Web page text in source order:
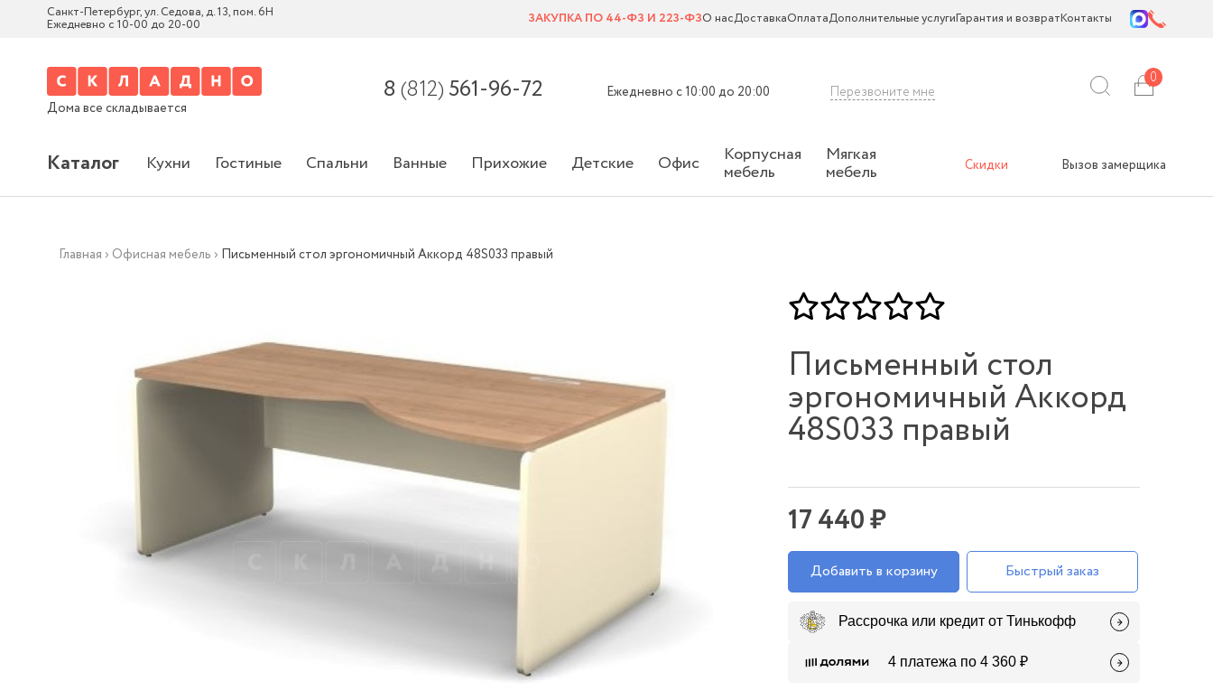
Санкт-Петербург, ул. Седова, д. 13, пом. 6Н
Ежедневно с 10-00 до 20-00 ЗАКУПКА ПО 44-ФЗ И 223-ФЗО насДоставкаОплатаДополнительные услугиГарантия и возвратКонтакты
Дома все складывается
8 (812) 561-96-72 Ежедневно с 10:00 до 20:00 Перезвоните мне
0
Каталог Кухни Гостиные Спальни Ванные Прихожие Детские Офис Корпусная
мебель
Мягкая
мебель Скидки Вызов замерщика
Главная › Офисная мебель › Письменный стол эргономичный Аккорд 48S033 правый
Письменный стол
эргономичный Аккорд
48S033 правый
17 440 ₽
Добавить в корзину Быстрый заказ
Рассрочка или кредит от Тинькофф
4 платежа по 4 360 ₽